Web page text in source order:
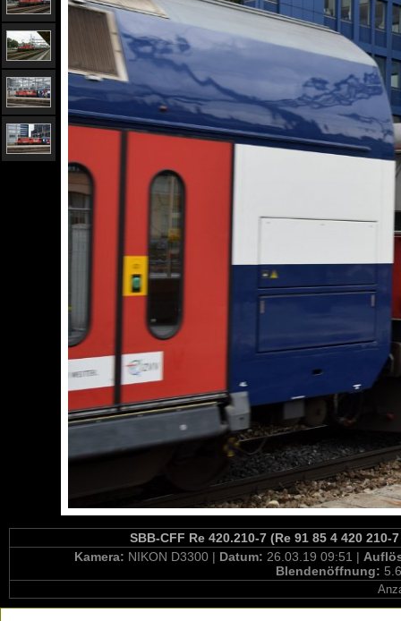
SBB-CFF Re 420.210-7 (Re 91 85 4 420
Kamera: NIKON D3300 | Datum: 26.03.19 09:51 |
Blendenöffnung: